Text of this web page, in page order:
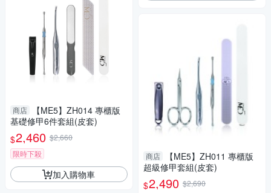
商店
【ME5】ZH014 專櫃版
基礎修甲6件套組(皮套)
$2,460 $2,660
限時下殺
加入購物車
商店
【ME5】ZH011 專櫃版
超級修甲套組(皮套)
$2,490 $2,690